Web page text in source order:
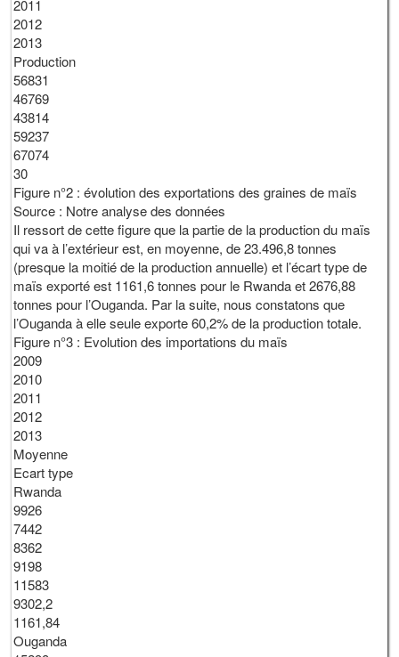
2011
2012
2013
Production
56831
46769
43814
59237
67074
30
Figure n°2 : évolution des exportations des graines de maïs
Source : Notre analyse des données
Il ressort de cette figure que la partie de la production du maïs
qui va à l’extérieur est, en moyenne, de 23.496,8 tonnes
(presque la moitié de la production annuelle) et l’écart type de
maïs exporté est 1161,6 tonnes pour le Rwanda et 2676,88
tonnes pour l’Ouganda. Par la suite, nous constatons que
l’Ouganda à elle seule exporte 60,2% de la production totale.
Figure n°3 : Evolution des importations du maïs
2009
2010
2011
2012
2013
Moyenne
Ecart type
Rwanda
9926
7442
8362
9198
11583
9302,2
1161,84
Ouganda